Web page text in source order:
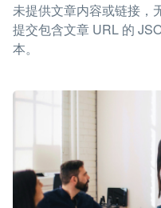
未提供文章内容或链接，
提交包含文章 URL 的
本。